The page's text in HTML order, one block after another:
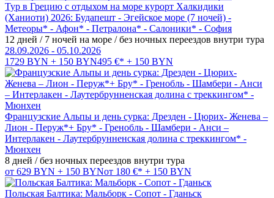
Тур в Грецию с отдыхом на море курорт Халкидики
(Ханиоти) 2026: Будапешт - Эгейское море (7 ночей) -
Метеоры* - Афон* - Петралона* - Салоники* - София
12 дней / 7 ночей на море / без ночных переездов внутри тура
28.09.2026 - 05.10.2026
1729 BYN + 150 BYN495 €* + 150 BYN
Французские Альпы и день сурка: Дрезден - Цюрих- Женева –
Лион - Перуж*+ Бру* - Гренобль - Шамбери - Анси –
Интерлакен - Лаутербрунненская долина с треккингом* -
Мюнхен
8 дней / без ночных переездов внутри тура
от 629 BYN + 150 BYNот 180 €* + 150 BYN
Польская Балтика: Мальборк - Сопот - Гданьск